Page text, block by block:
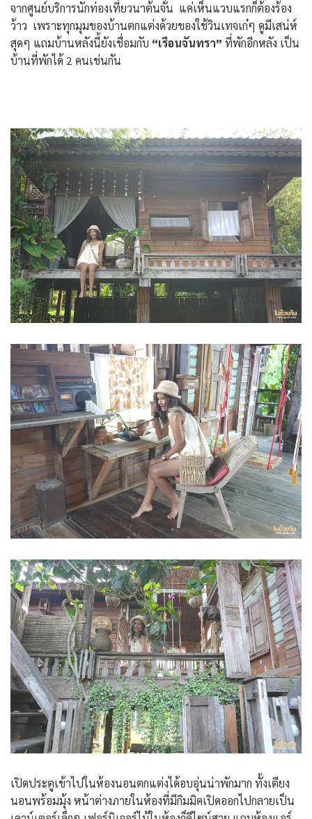
จากศูนย์บริการนักท่องเที่ยวนาต้นจั่น แค่เห็นแวบแรกก็ต้องร้อง
ว้าว เพราะทุกมุมของบ้านตกแต่งด้วยของใช้วินเทจเก๋ๆ ดูมีเสน่ห์
สุดๆ แถมบ้านหลังนี้ยังเชื่อมกับ “เรือนจันทรา” ที่พักอีกหลัง เป็น
บ้านที่พักได้ 2 คนเช่นกัน
เปิดประตูเข้าไปในห้องนอนตกแต่งได้อบอุ่นน่าพักมาก ทั้งเตียง
นอนพร้อมมุ้ง หน้าต่างภายในห้องที่มีกิมมิคเปิดออกไปกลายเป็น